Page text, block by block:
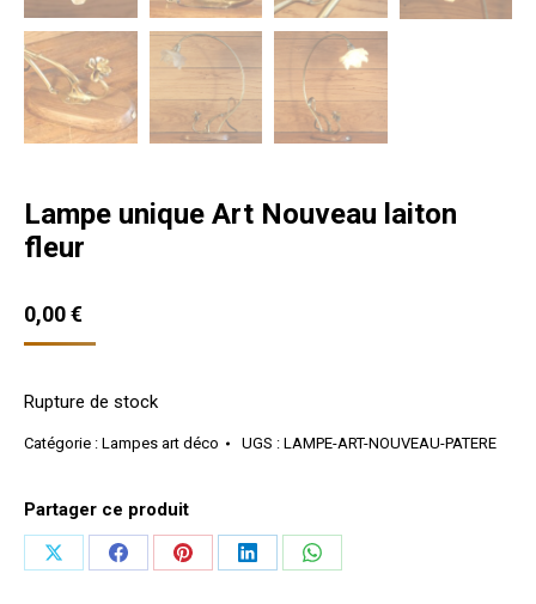
Lampe unique Art Nouveau laiton
fleur
0,00€
Rupture de stock
Catégorie : Lampes art déco UGS : LAMPE-ART-NOUVEAU-PATERE
Partager ce produit
PartagerPartagerPartagerPartagerPartager